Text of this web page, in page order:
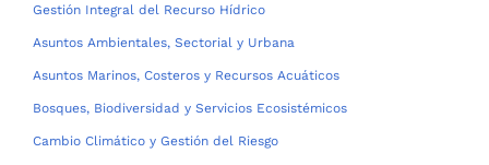
Gestión Integral del Recurso Hídrico
Asuntos Ambientales, Sectorial y Urbana
Asuntos Marinos, Costeros y Recursos Acuáticos
Bosques, Biodiversidad y Servicios Ecosistémicos
Cambio Climático y Gestión del Riesgo